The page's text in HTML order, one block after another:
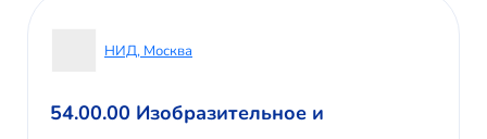
НИД, Москва
54.00.00 Изобразительное и